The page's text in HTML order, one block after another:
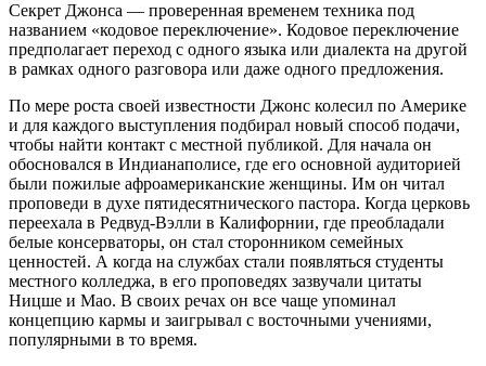
Секрет Джонса — проверенная временем техника под
названием «кодовое переключение». Кодовое переключение
предполагает переход с одного языка или диалекта на другой
в рамках одного разговора или даже одного предложения.
По мере роста своей известности Джонс колесил по Америке
и для каждого выступления подбирал новый способ подачи,
чтобы найти контакт с местной публикой. Для начала он
обосновался в Индианаполисе, где его основной аудиторией
были пожилые афроамериканские женщины. Им он читал
проповеди в духе пятидесятнического пастора. Когда церковь
переехала в Редвуд-Вэлли в Калифорнии, где преобладали
белые консерваторы, он стал сторонником семейных
ценностей. А когда на службах стали появляться студенты
местного колледжа, в его проповедях зазвучали цитаты
Ницше и Мао. В своих речах он все чаще упоминал
концепцию кармы и заигрывал с восточными учениями,
популярными в то время.